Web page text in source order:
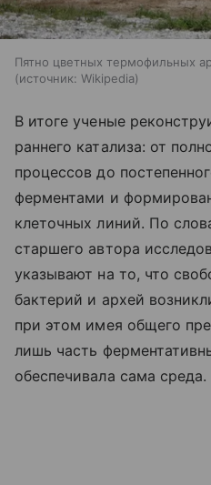
Пятно цветных термофильных
источник: Wikipedia
В итоге ученые
раннего катализа: от
процессов до
ферментами и
клеточных линий. По
старшего автора
указывают на то, что
бактерий и архей
при этом имея общего
лишь часть
обеспечивала сама среда.